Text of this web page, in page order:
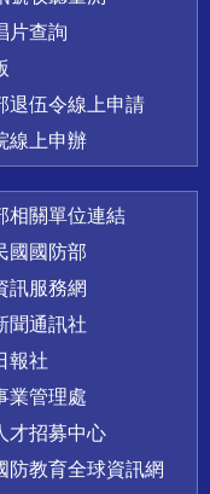
片查詢
退伍令線上申請
線上申辦
相關單位連結
國國防部
訊服務網
聞通訊社
報社
業管理處
才招募中心
防教育全球資訊網